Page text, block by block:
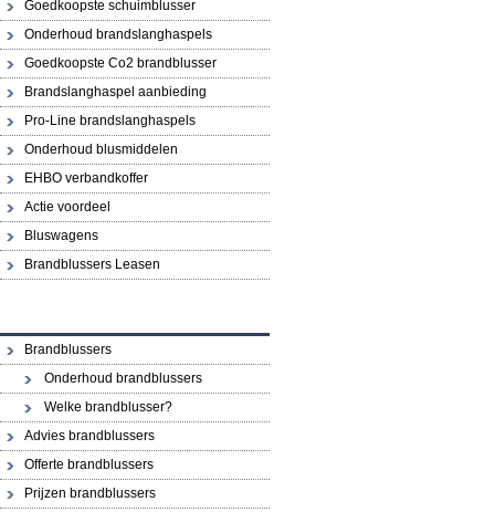
Goedkoopste schuimblusser
Onderhoud brandslanghaspels
Goedkoopste Co2 brandblusser
Brandslanghaspel aanbieding
Pro-Line brandslanghaspels
Onderhoud blusmiddelen
EHBO verbandkoffer
Actie voordeel
Bluswagens
Brandblussers Leasen
Brandblussers
Onderhoud brandblussers
Welke brandblusser?
Advies brandblussers
Offerte brandblussers
Prijzen brandblussers